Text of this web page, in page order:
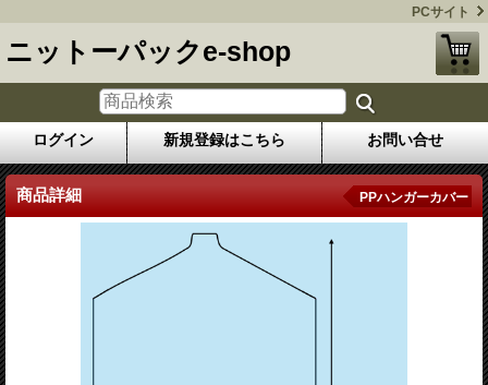
PCサイト
ニットーパックe-shop
ログイン 新規登録はこちら お問い合せ
商品詳細 PPハンガーカバー